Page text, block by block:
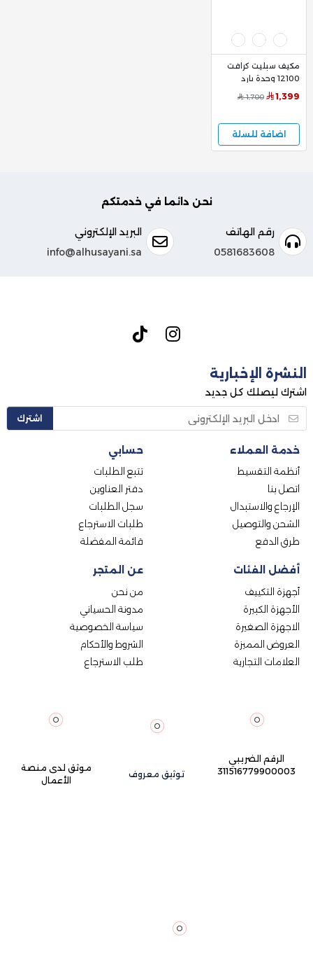
مكيف سبليت كرافت
12100 وحدة بارد
انفيرتر صناعة وطنية
تبريد سريع وهادئ
1,399
1,700
اضافة للسلة
نحن دائما في خدمتكم
رقم الهاتف
0581683608
البريد الإلكتروني
info@alhusayani.sa
النشرة الإخبارية
اشترك ليصلك كل جديد
اشترك
عن المتجر
من نحن
مدونة الحسياني
سياسة الخصوصية
الشروط والأحكام
طلب الاسترجاع
خدمة العملاء
أنظمة التقسيط
اتصل بنا
الإرجاع والاستبدال
الشحن والتوصيل
طرق الدفع
حسابي
تتبع الطلبات
دفتر العناوين
سجل الطلبات
طلبات الاسترجاع
قائمة المفضلة
أفضل الفئات
أجهزة التكييف
الأجهزة الكبيرة
الاجهزة الصغيرة
العروض المميزة
العلامات التجارية
الرقم الضريبي
311516779900003
توثيق معروف
موثق لدى منصة
الأعمال